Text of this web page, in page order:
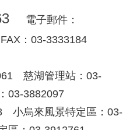
電子郵件：
：03-3333184
慈湖管理站：03-
03-3882097
小烏來風景特定區：03-